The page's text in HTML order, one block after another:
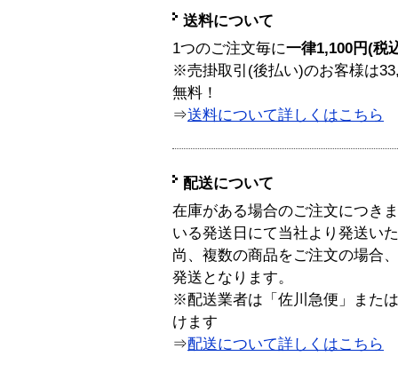
送料について
1つのご注文毎に一律1,100円(税
※売掛取引(後払い)のお客様は
無料！
⇒送料について詳しくはこちら
配送について
在庫がある場合のご注文につき
いる発送日にて当社より発送い
尚、複数の商品をご注文の場合
発送となります。
※配送業者は「佐川急便」また
けます
⇒配送について詳しくはこちら